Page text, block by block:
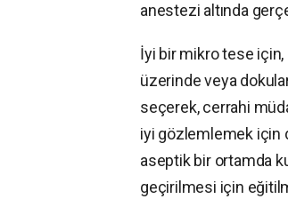
anestezi altında
İyi bir mikro tese
üzerinde veya
seçerek, cerrahi
iyi gözlemlemek için
aseptik bir ortamda
geçirilmesi için